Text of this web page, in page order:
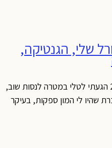
שלי, הגנטיקה,
אני דפנה, בת 27 וב-23 ביוני 2024 הגעתי לטלי במטרה לנסות שוב,
שהיו לי המון ספקות, בעיקר